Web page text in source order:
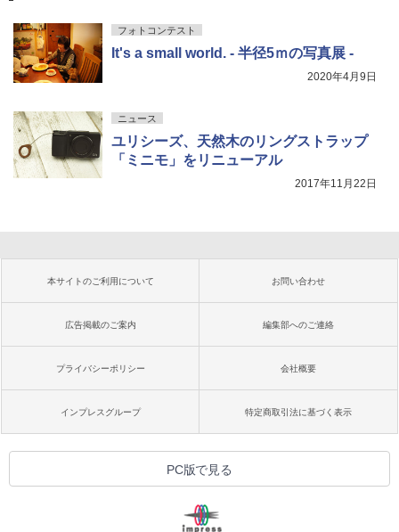
フォトコンテスト
It's a small world. - 半径5ｍの写真展 -
2020年4月9日
ニュース
ユリシーズ、天然木のリングストラップ
「ミニモ」をリニューアル
2017年11月22日
本サイトのご利用について お問い合わせ
広告掲載のご案内 編集部へのご連絡
プライバシーポリシー 会社概要
インプレスグループ 特定商取引法に基づく表示
PC版で見る